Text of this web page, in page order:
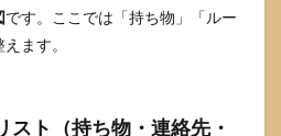
です。ここでは「持ち物」「ルー
ます。
スト（持ち物・連絡先・